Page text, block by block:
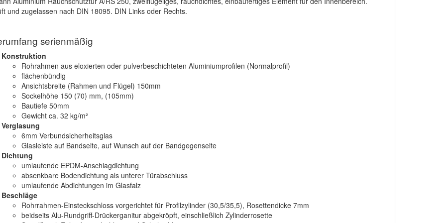
und zugelassen nach DIN 18095. DIN Links oder Rechts.
serienmäßig
Konstruktion
Rohrahmen aus eloxierten oder pulverbeschichteten Aluminiumprofilen (Normalprofil)
flächenbündig
Ansichtsbreite (Rahmen und Flügel) 150mm
Sockelhöhe 150 (70) mm, (105mm)
Bautiefe 50mm
Gewicht ca. 32 kg/m²
Verglasung
6mm Verbundsicherheitsglas
Glasleiste auf Bandseite, auf Wunsch auf der Bandgegenseite
Dichtung
umlaufende EPDM-Anschlagdichtung
absenkbare Bodendichtung als unterer Türabschluss
umlaufende Abdichtungen im Glasfalz
Beschläge
Rohrrahmen-Einsteckschloss vorgerichtet für Profilzylinder (30,5/35,5), Rosettendicke 7mm
beidseits Alu-Rundgriff-Drückerganitur abgekröpft, einschließlich Zylinderrosette